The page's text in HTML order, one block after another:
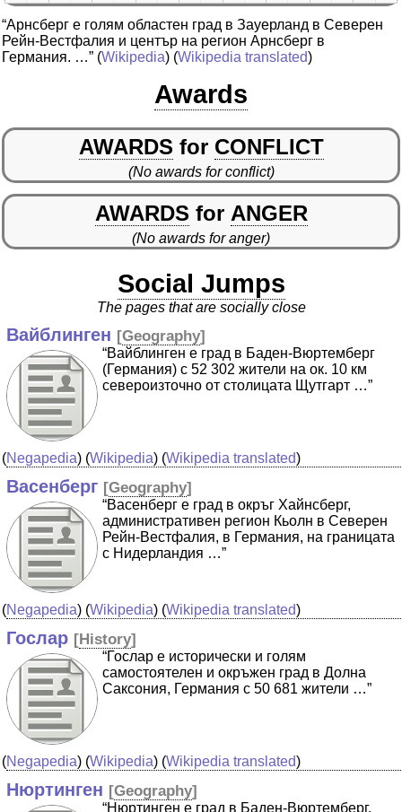
“Арнсберг е голям областен град в Зауерланд в Северен
Рейн-Вестфалия и център на регион Арнсберг в
Германия. …” (Wikipedia) (Wikipedia translated)
Awards
AWARDS for CONFLICT
(No awards for conflict)
AWARDS for ANGER
(No awards for anger)
Social Jumps
The pages that are socially close
Вайблинген [Geography]
“Вайблинген е град в Баден-Вюртемберг
(Германия) с 52 302 жители на ок. 10 км
североизточно от столицата Щутгарт …”
(Negapedia) (Wikipedia) (Wikipedia translated)
Васенберг [Geography]
“Васенберг е град в окръг Хайнсберг,
административен регион Кьолн в Северен
Рейн-Вестфалия, в Германия, на границата
с Нидерландия …”
(Negapedia) (Wikipedia) (Wikipedia translated)
Гослар [History]
“Гослар е исторически и голям
самостоятелен и окръжен град в Долна
Саксония, Германия с 50 681 жители …”
(Negapedia) (Wikipedia) (Wikipedia translated)
Нюртинген [Geography]
“Нюртинген е град в Баден-Вюртемберг,